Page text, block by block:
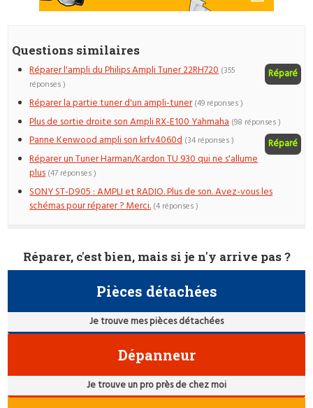
Questions similaires
Réparer l'ampli du Philips Ampli Tuner 22RH720 Réparé
(355
réponses )
Réparer la partie tuner d'un ampli-tuner (49 réponses )
Plus de sortie droite son Ampli RX-E100 Yahmaha (98 réponses )
Panne Kenwood ampli son krfv4060d Réparé
(34 réponses )
Réparer un Tuner Harman/Kardon TU 930 qui ne s'allume
plus (47 réponses )
SONY ST-D905 : AMPLI et RADIO. Plus de son. Avez-vous les
schémas pour réparer ? Merci. (4 réponses )
Réparer, c'est bien, mais si je n'y arrive pas ?
Pièces détachées
Je trouve mes pièces détachées
Dépanneur
Je trouve un pro près de chez moi